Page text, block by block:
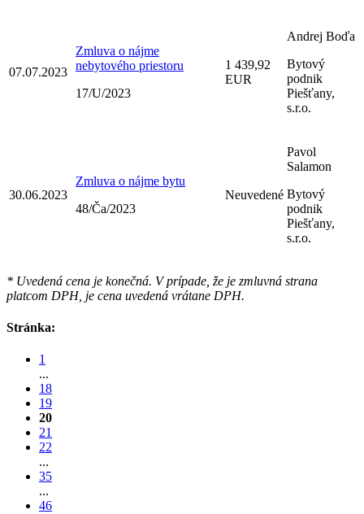
07.07.2023
Zmluva o nájme
nebytového priestoru
17/U/2023
1 439,92
EUR
Andrej Boďa
Bytový
podnik
Piešťany,
s.r.o.
30.06.2023
Zmluva o nájme bytu
48/Ča/2023
Neuvedené
Pavol
Salamon
Bytový
podnik
Piešťany,
s.r.o.
* Uvedená cena je konečná. V prípade, že je zmluvná strana
platcom DPH, je cena uvedená vrátane DPH.
Stránka:
1
...
18
19
20
21
22
...
35
...
46